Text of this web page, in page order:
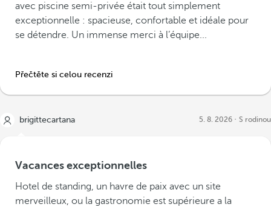
avec piscine semi-privée était tout simplement
exceptionnelle : spacieuse, confortable et idéale pour
se détendre. Un immense merci à l’équipe...
Přečtěte si celou recenzi
brigittecartana 5. 8. 2026 S rodinou
Vacances exceptionnelles
Hotel de standing, un havre de paix avec un site
merveilleux, ou la gastronomie est supérieure a la